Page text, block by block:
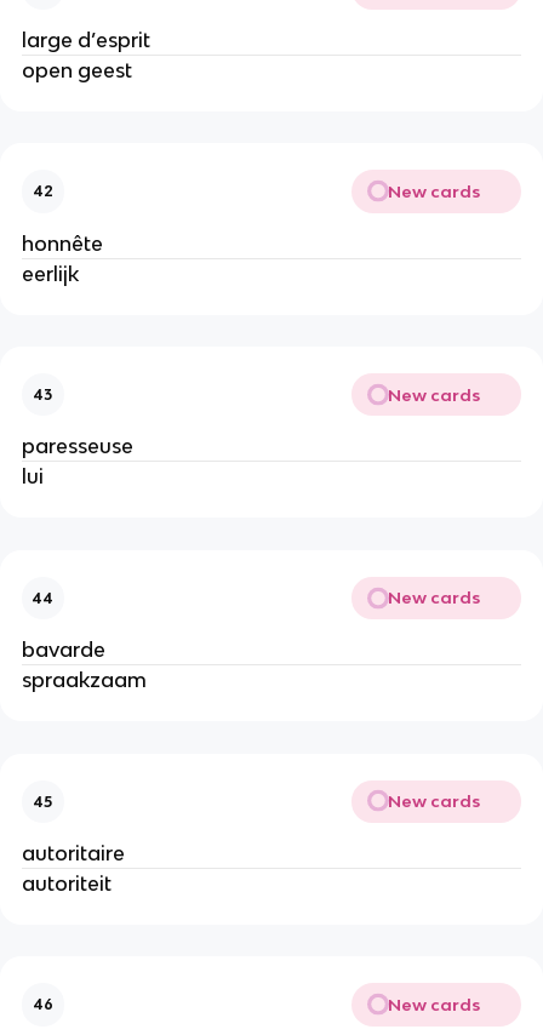
large d’esprit
open geest
42 New cards
honnête
eerlijk
43 New cards
paresseuse
lui
44 New cards
bavarde
spraakzaam
45 New cards
autoritaire
autoriteit
46 New cards